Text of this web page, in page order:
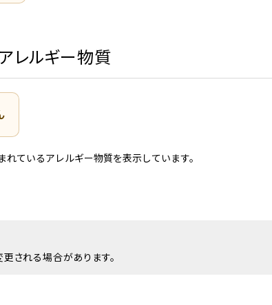
レルギー物質
ているアレルギー物質を表示しています。
される場合があります。